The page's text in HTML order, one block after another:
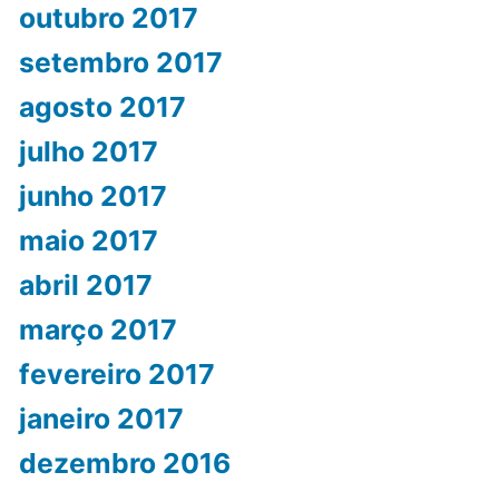
outubro 2017
setembro 2017
agosto 2017
julho 2017
junho 2017
maio 2017
abril 2017
março 2017
fevereiro 2017
janeiro 2017
dezembro 2016